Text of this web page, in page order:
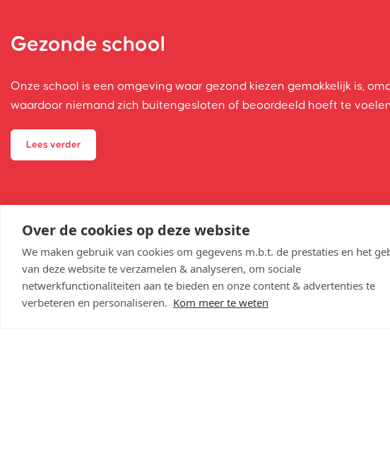
Over de cookies op deze website
We maken gebruik van cookies om gegevens m.b.t. de prestaties en het
van deze website te verzamelen & analyseren, om sociale
netwerkfunctionaliteiten aan te bieden en onze content & advertenties te
verbeteren en personaliseren. Kom meer te weten
Gezonde school
Onze school is een omgeving waar gezond kiezen gemakkelijk is,
waardoor niemand zich buitengesloten of beoordeeld hoeft te
Lees verder